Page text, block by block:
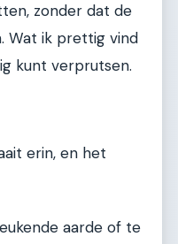
zonder dat de
Wat ik prettig vind
kunt verprutsen.
erin, en het
aarde of te